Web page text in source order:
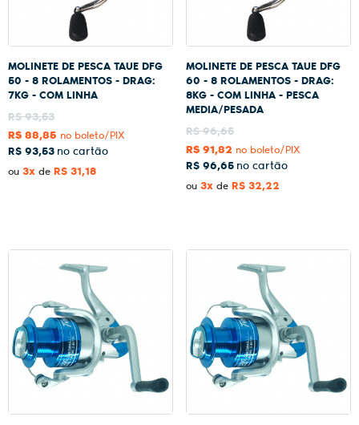
MOLINETE DE PESCA TAUE DFG
50 - 8 ROLAMENTOS - DRAG:
7KG - COM LINHA
R$ 93,53
R$ 93,53
R$ 88,85 no boleto/PIX
ou 3x de R$ 31,18
MOLINETE DE PESCA TAUE DFG
60 - 8 ROLAMENTOS - DRAG:
8KG - COM LINHA - PESCA
MEDIA/PESADA
R$ 96,65
R$ 96,65
R$ 91,82 no boleto/PIX
ou 3x de R$ 32,22